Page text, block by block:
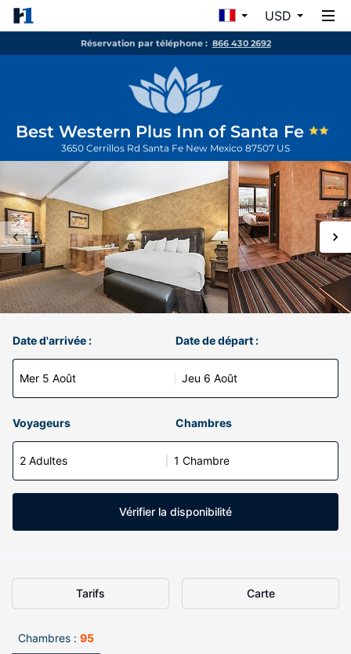
USD
Réservation par téléphone : 866 430 2692
Best Western Plus Inn of Santa Fe
3650 Cerrillos Rd Santa Fe New Mexico 87507 US
Date d'arrivée :
Mer 5 Août
Date de départ :
Jeu 6 Août
Voyageurs Chambres
2 Adultes 1 Chambre
Vérifier la disponibilité
Tarifs Carte
Chambres : 95